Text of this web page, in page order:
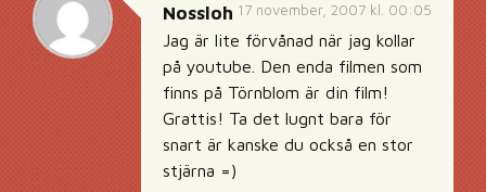
17 november, 2007 kl. 00:05
Nossloh
Jag är lite förvånad när jag kollar
på youtube. Den enda filmen som
finns på Törnblom är din film!
Grattis! Ta det lugnt bara för
snart är kanske du också en stor
stjärna =)